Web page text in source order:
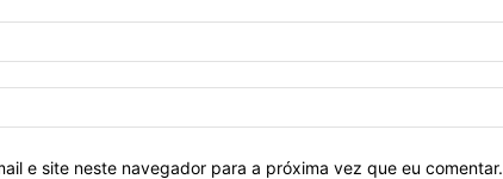
e site neste navegador para a próxima vez que eu comentar.